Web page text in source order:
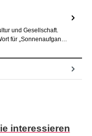
und Gesellschaft.
für „Sonnenaufgan…
interessieren